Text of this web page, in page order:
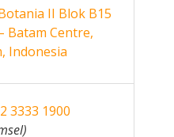
II Blok B15
Batam Centre,
Indonesia
3333 1900